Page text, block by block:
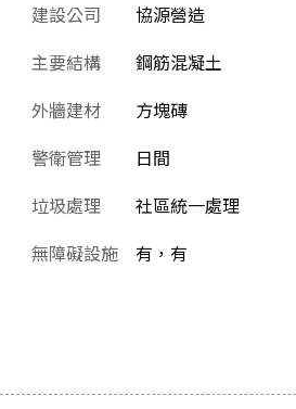
建設公司
協源營造
主要結構
鋼筋混凝土
外牆建材
方塊磚
警衛管理
日間
垃圾處理
社區統一處理
無障礙設施
有，有